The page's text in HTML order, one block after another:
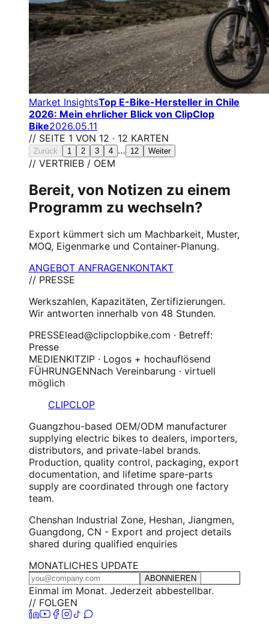
Market InsightsTop E-Bike-Hersteller in Chile
2026: Mein ehrlicher Blick von ClipClop
Bike2026.05.11
// SEITE 1 VON 12 · 12 KARTEN
Zurück 1 2 3 4 … 12 Weiter
// VERTRIEB / OEM
Bereit, von Notizen zu einem
Programm zu wechseln?
Export kümmert sich um Machbarkeit, Muster,
MOQ, Eigenmarke und Container-Planung.
ANGEBOT ANFRAGENKONTAKT
// PRESSE
Werkszahlen, Kapazitäten, Zertifizierungen.
Wir antworten innerhalb von 48 Stunden.
PRESSElead@clipclopbike.com · Betreff:
Presse
MEDIENKITZIP · Logos + hochauflösend
FÜHRUNGENNach Vereinbarung · virtuell
möglich
CLIPCLOP
Guangzhou-based OEM/ODM manufacturer
supplying electric bikes to dealers, importers,
distributors, and private-label brands.
Production, quality control, packaging, export
documentation, and lifetime spare-parts
supply are coordinated through one factory
team.
Chenshan Industrial Zone, Heshan, Jiangmen,
Guangdong, CN - Export and project details
shared during qualified enquiries
MONATLICHES UPDATE
ABONNIEREN
Einmal im Monat. Jederzeit abbestellbar.
// FOLGEN